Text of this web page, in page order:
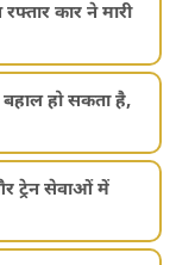
कार ने मारी
बहाल हो सकता है,
ट्रेन सेवाओं में